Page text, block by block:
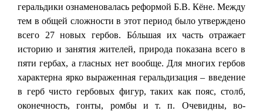
геральдики ознаменовалась реформой Б.В. Кёне. Между
тем в общей сложности в этот период было утверждено
всего 27 новых гербов. Бóльшая их часть отражает
историю и занятия жителей, природа показана всего в
пяти гербах, а гласных нет вообще. Для многих гербов
характерна ярко выраженная геральдизация – введение
в герб чисто гербовых фигур, таких как пояс, столб,
оконечность, гонты, ромбы и т. п. Очевидны, во-